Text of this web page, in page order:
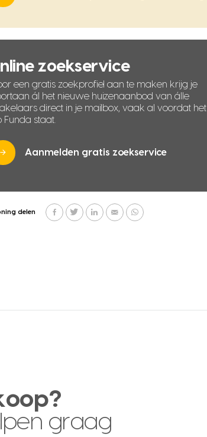
zoekservice
een gratis zoekprofiel aan te maken krijg je
ál het nieuwe huizenaanbod van álle
direct in je mailbox, vaak al voordat het
Funda staat.
Aanmelden gratis zoekservice
delen
graag